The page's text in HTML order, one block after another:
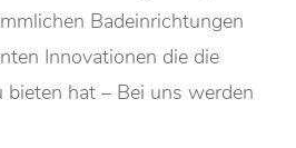
Badeinrichtungen
Innovationen die die
hat – Bei uns werden